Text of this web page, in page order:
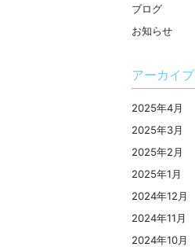
ブログ
お知らせ
アーカイブ
2025年4月
2025年3月
2025年2月
2025年1月
2024年12月
2024年11月
2024年10月